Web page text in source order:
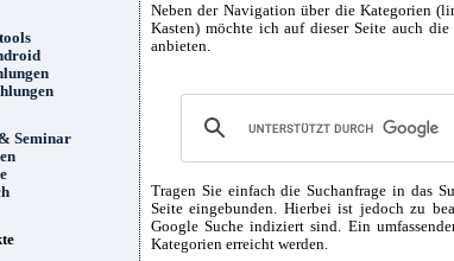
Seminar
Neben der Navigation über die Kategorien
Kasten) möchte ich auf dieser Seite auch
anbieten.
Tragen Sie einfach die Suchanfrage in das
Seite eingebunden. Hierbei ist jedoch zu
Google Suche indiziert sind. Ein
Kategorien erreicht werden.